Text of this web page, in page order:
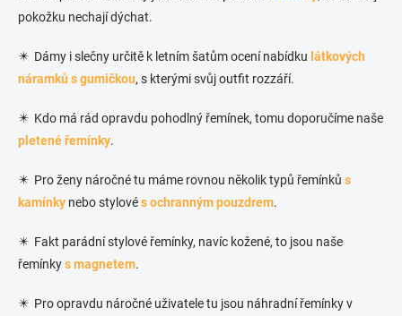
pokožku nechají dýchat.
✴️ Dámy i slečny určitě k letním šatům ocení nabídku látkových
náramků s gumičkou, s kterými svůj outfit rozzáří.
✴️ Kdo má rád opravdu pohodlný řemínek, tomu doporučíme naše
pletené řemínky.
✴️ Pro ženy náročné tu máme rovnou několik typů řemínků s
kamínky nebo stylovés ochranným pouzdrem.
✴️ Fakt parádní stylové řemínky, navíc kožené, to jsou naše
řemínkys magnetem.
✴️ Pro opravdu náročné uživatele tu jsou náhradní řemínky v